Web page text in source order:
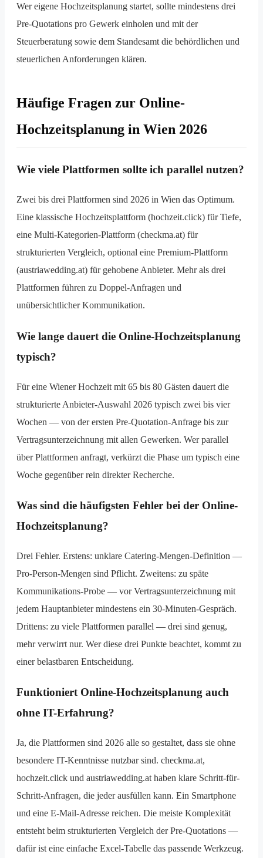
Wer eigene Hochzeitsplanung startet, sollte mindestens drei
Pre-Quotations pro Gewerk einholen und mit der
Steuerberatung sowie dem Standesamt die behördlichen und
steuerlichen Anforderungen klären.
Häufige Fragen zur Online-
Hochzeitsplanung in Wien 2026
Wie viele Plattformen sollte ich parallel nutzen?
Zwei bis drei Plattformen sind 2026 in Wien das Optimum.
Eine klassische Hochzeitsplattform (hochzeit.click) für Tiefe,
eine Multi-Kategorien-Plattform (checkma.at) für
strukturierten Vergleich, optional eine Premium-Plattform
(austriawedding.at) für gehobene Anbieter. Mehr als drei
Plattformen führen zu Doppel-Anfragen und
unübersichtlicher Kommunikation.
Wie lange dauert die Online-Hochzeitsplanung
typisch?
Für eine Wiener Hochzeit mit 65 bis 80 Gästen dauert die
strukturierte Anbieter-Auswahl 2026 typisch zwei bis vier
Wochen — von der ersten Pre-Quotation-Anfrage bis zur
Vertragsunterzeichnung mit allen Gewerken. Wer parallel
über Plattformen anfragt, verkürzt die Phase um typisch eine
Woche gegenüber rein direkter Recherche.
Was sind die häufigsten Fehler bei der Online-
Hochzeitsplanung?
Drei Fehler. Erstens: unklare Catering-Mengen-Definition —
Pro-Person-Mengen sind Pflicht. Zweitens: zu späte
Kommunikations-Probe — vor Vertragsunterzeichnung mit
jedem Hauptanbieter mindestens ein 30-Minuten-Gespräch.
Drittens: zu viele Plattformen parallel — drei sind genug,
mehr verwirrt nur. Wer diese drei Punkte beachtet, kommt zu
einer belastbaren Entscheidung.
Funktioniert Online-Hochzeitsplanung auch
ohne IT-Erfahrung?
Ja, die Plattformen sind 2026 alle so gestaltet, dass sie ohne
besondere IT-Kenntnisse nutzbar sind. checkma.at,
hochzeit.click und austriawedding.at haben klare Schritt-für-
Schritt-Anfragen, die jeder ausfüllen kann. Ein Smartphone
und eine E-Mail-Adresse reichen. Die meiste Komplexität
entsteht beim strukturierten Vergleich der Pre-Quotations —
dafür ist eine einfache Excel-Tabelle das passende Werkzeug.